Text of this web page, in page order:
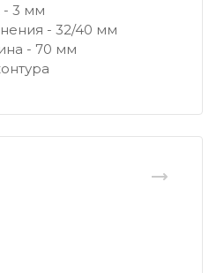
- 3 мм
- 32/40 мм
- 70 мм